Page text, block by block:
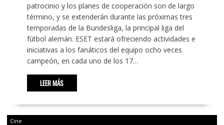
patrocinio y los planes de cooperación son de largo
término, y se extenderán durante las próximas tres
temporadas de la Bundesliga, la principal liga del
fútbol alemán. ESET estará ofreciendo actividades e
iniciativas a los fanáticos del equipo ocho veces
campeón, en cada uno de los 17…
LEER MÁS
Cine